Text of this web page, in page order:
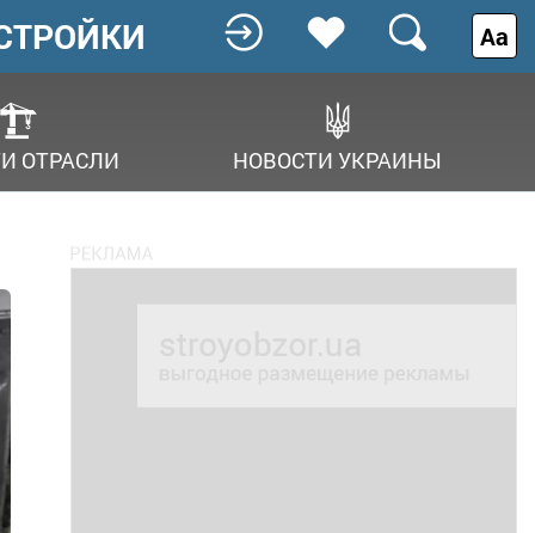
ОТРАСЛИ НОВОСТИ УКРАИНЫ
Аа